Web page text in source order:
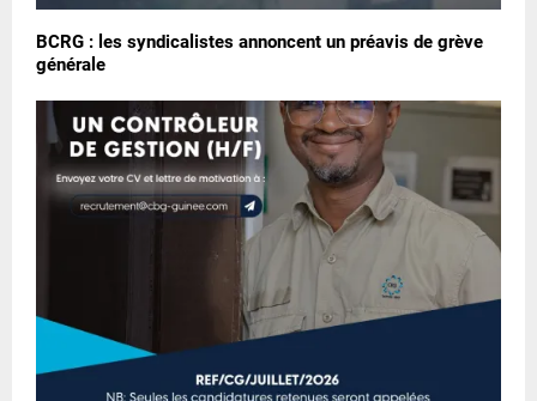
BCRG : les syndicalistes annoncent un préavis de grève
générale